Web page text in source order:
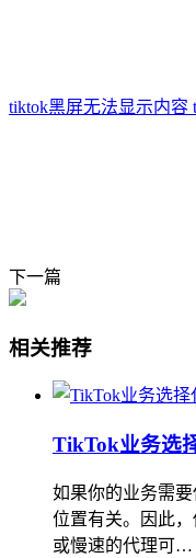
tiktok黑屏无法显示内容
下一篇
相关推荐
TikTok业务选
如果你的业务需
位置有关。因此
或慢速的代理可…